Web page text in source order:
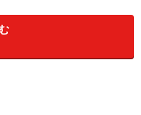
がたくさんある方はい
っている方もいらっし
に、迷ったらこれを、